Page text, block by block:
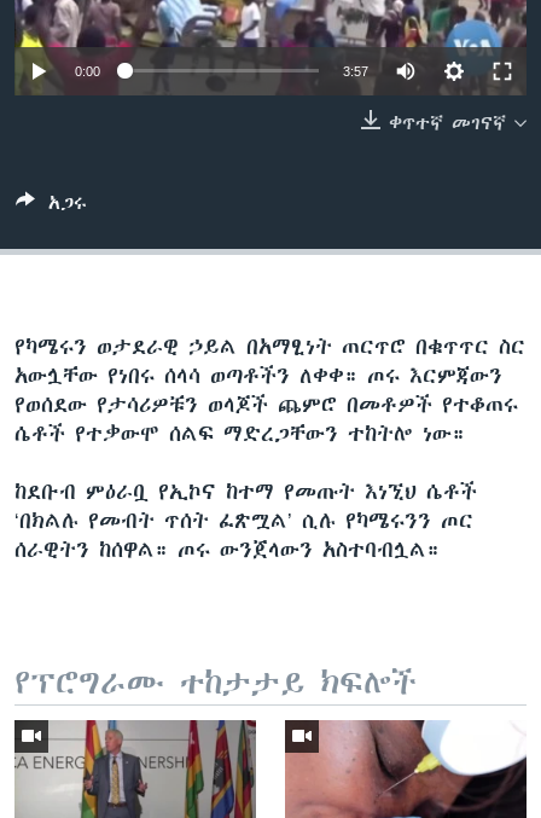
0:00 3:57
ቀጥተኛ መገናኛ
አጋሩ
የካሜሩን ወታደራዊ ኃይል በአማፂነት ጠርጥሮ በቁጥጥር ስር
አውሏቸው የነበሩ ሰላሳ ወጣቶችን ለቀቀ። ጦሩ እርምጃውን
የወሰደው የታሳሪዎቹን ወላጆች ጨምሮ በመቶዎች የተቆጠሩ
ሴቶች የተቃውሞ ሰልፍ ማድረጋቸውን ተከትሎ ነው።
ከደቡብ ምዕራቧ የኢኮና ከተማ የመጡት እነኚህ ሴቶች
‘በክልሉ የመብት ጥሰት ፈጽሟል’ ሲሉ የካሜሩንን ጦር
ሰራዊትን ከሰዋል። ጦሩ ውንጀላውን አስተባብሏል።
የፕሮግራሙ ተከታታይ ክፍሎች